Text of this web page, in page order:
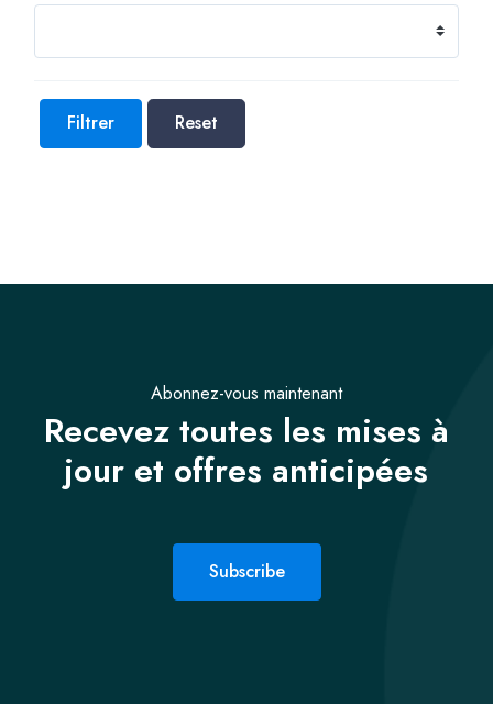
Filtrer Reset
Abonnez-vous maintenant
Recevez toutes les mises à
jour et offres anticipées
Subscribe